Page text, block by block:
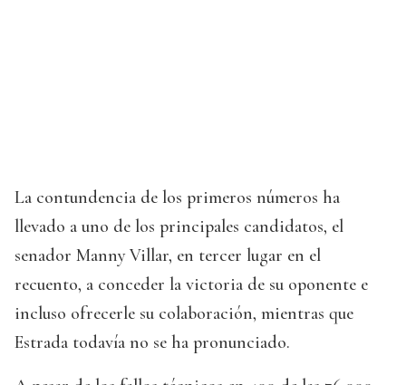
La contundencia de los primeros números ha
llevado a uno de los principales candidatos, el
senador Manny Villar, en tercer lugar en el
recuento, a conceder la victoria de su oponente e
incluso ofrecerle su colaboración, mientras que
Estrada todavía no se ha pronunciado.